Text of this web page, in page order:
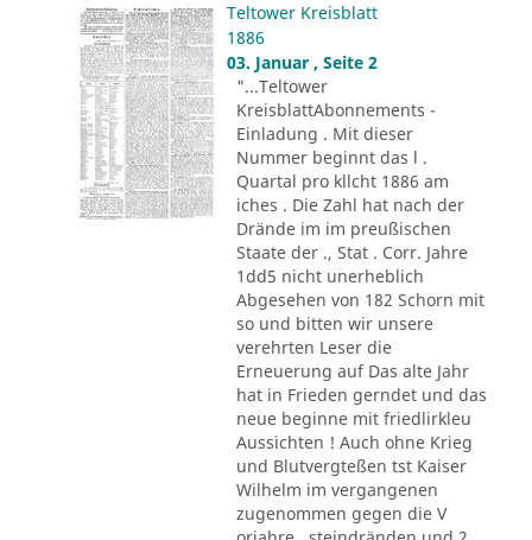
Teltower Kreisblatt
1886
03. Januar , Seite 2
"...Teltower
KreisblattAbonnements -
Einladung . Mit dieser
Nummer beginnt das l .
Quartal pro kllcht 1886 am
iches . Die Zahl hat nach der
Drände im im preußischen
Staate der ., Stat . Corr. Jahre
1dd5 nicht unerheblich
Abgesehen von 182 Schorn mit
so und bitten wir unsere
verehrten Leser die
Erneuerung auf Das alte Jahr
hat in Frieden gerndet und das
neue beginne mit friedlirkleu
Aussichten ! Auch ohne Krieg
und Blutvergteßen tst Kaiser
Wilhelm im vergangenen
zugenommen gegen die V